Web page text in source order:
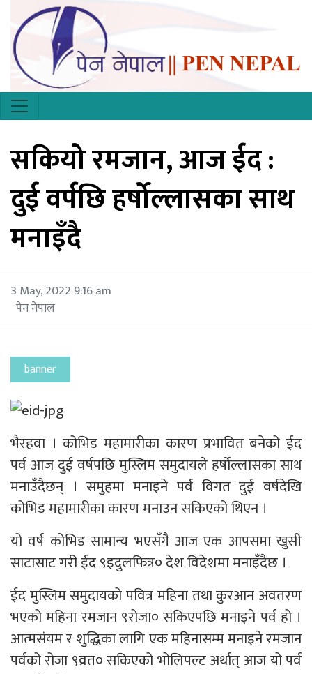
सकियो रमजान, आज ईद :
दुई वर्पछि हर्षोल्लासका साथ
मनाइँदै
3 May, 2022 9:16 am
पेन नेपाल
banner
भैरहवा । कोभिड महामारीका कारण प्रभावित बनेको ईद
पर्व आज दुई वर्षपछि मुस्लिम समुदायले हर्षोल्लासका साथ
मनाउँदैछन् । समुहमा मनाइने पर्व विगत दुई वर्षदेखि
कोभिड महामारीका कारण मनाउन सकिएको थिएन ।
यो वर्ष कोभिड सामान्य भएसँगै आज एक आपसमा खुसी
साटासाट गरी ईद ९इदुलफित्र० देश विदेशमा मनाइँदैछ ।
ईद मुस्लिम समुदायको पवित्र महिना तथा कुरआन अवतरण
भएको महिना रमजान ९रोजा० सकिएपछि मनाइने पर्व हो ।
आत्मसंयम र शुद्धिका लागि एक महिनासम्म मनाइने रमजान
पर्वको रोजा ९व्रत० सकिएको भोलिपल्ट अर्थात् आज यो पर्व